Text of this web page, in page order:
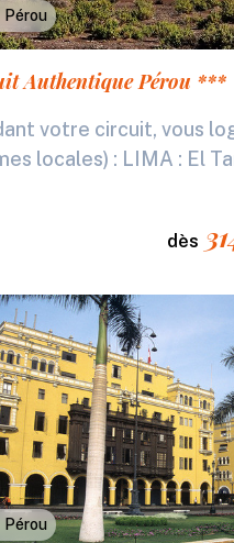
Pérou
Authentique Pérou ***
votre circuit, vous
locales) : LIMA : El
dès
Pérou